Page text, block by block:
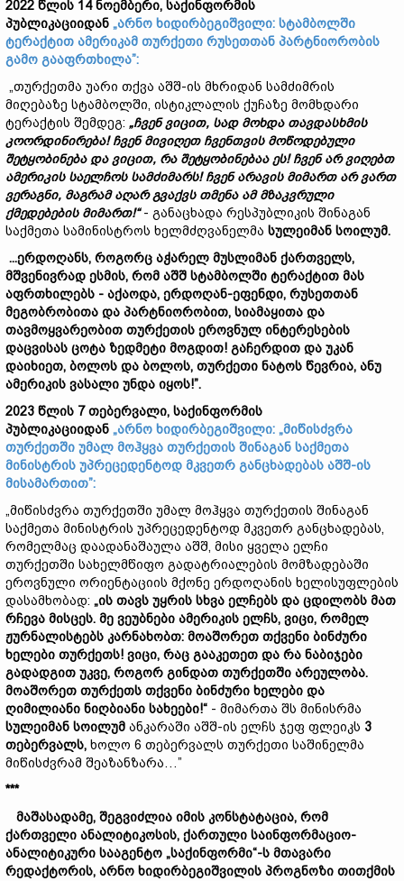
2022 წლის 14 ნოემბერი, საქინფორმის
პუბლიკაციიდან „არნო ხიდირბეგიშვილი: სტამბოლში
ტერაქტით ამერიკამ თურქეთი რუსეთთან პარტნიორობის
გამო გააფრთხილა”:
„თურქეთმა უარი თქვა აშშ-ის მხრიდან სამძიმრის
მიღებაზე სტამბოლში, ისტიკლალის ქუჩაზე მომხდარი
ტერაქტის შემდეგ: „ჩვენ ვიცით, სად მოხდა თავდასხმის
კოორდინირება! ჩვენ მივიღეთ ჩვენთვის მოწოდებული
შეტყობინება და ვიცით, რა შეტყობინებაა ეს! ჩვენ არ ვიღებთ
ამერიკის საელჩოს სამძიმარს! ჩვენ არავის მიმართ არ ვართ
ვერაგნი, მაგრამ აღარ გვაქვს თმენა ამ მზაკვრული
ქმედებების მიმართ!“ - განაცხადა რესპუბლიკის შინაგან
საქმეთა სამინისტროს ხელმძღვანელმა სულეიმან სოილუმ.
...ერდოღანს, როგორც აჭარელ მუსლიმან ქართველს,
მშვენივრად ესმის, რომ აშშ სტამბოლში ტერაქტით მას
აფრთხილებს - აქაოდა, ერდოღან-ეფენდი, რუსეთთან
მეგობრობითა და პარტნიორობით, სიამაყითა და
თავმოყვარეობით თურქეთის ეროვნულ ინტერესების
დაცვისას ცოტა ზედმეტი მოგდით! გაჩერდით და უკან
დაიხიეთ, ბოლოს და ბოლოს, თურქეთი ნატოს წევრია, ანუ
ამერიკის ვასალი უნდა იყოს!”.
2023 წლის 7 თებერვალი, საქინფორმის
პუბლიკაციიდან „არნო ხიდირბეგიშვილი: „მიწისძვრა
თურქეთში უმალ მოჰყვა თურქეთის შინაგან საქმეთა
მინისტრის უპრეცედენტოდ მკვეთრ განცხადებას აშშ-ის
მისამართით”:
„მიწისძვრა თურქეთში უმალ მოჰყვა თურქეთის შინაგან
საქმეთა მინისტრის უპრეცედენტოდ მკვეთრ განცხადებას,
რომელმაც დაადანაშაულა აშშ, მისი ყველა ელჩი
თურქეთში სახელმწიფო გადატრიალების მომზადებაში
ეროვნული ორიენტაციის მქონე ერდოღანის ხელისუფლების
დასამხობად: „ის თავს უყრის სხვა ელჩებს და ცდილობს მათ
რჩევა მისცეს. მე ვეუბნები ამერიკის ელჩს, ვიცი, რომელ
ჟურნალისტებს კარნახობთ: მოაშორეთ თქვენი ბინძური
ხელები თურქეთს! ვიცი, რაც გააკეთეთ და რა ნაბიჯები
გადადგით უკვე, როგორ გინდათ თურქეთში არეულობა.
მოაშორეთ თურქეთს თქვენი ბინძური ხელები და
ღიმილიანი ნიღბიანი სახეები!“ - მიმართა შს მინისრმა
სულეიმან სოილუმ ანკარაში აშშ-ის ელჩს ჯეფ ფლეიკს 3
თებერვალს, ხოლო 6 თებერვალს თურქეთი საშინელმა
მიწისძვრამ შეაზანზარა…”
***
მაშასადამე, შეგვიძლია იმის კონსტატაცია, რომ
ქართველი ანალიტიკოსის, ქართული საინფორმაციო-
ანალიტიკური სააგენტო „საქინფორმი“-ს მთავარი
რედაქტორის, არნო ხიდირბეგიშვილის პროგნოზი თითქმის